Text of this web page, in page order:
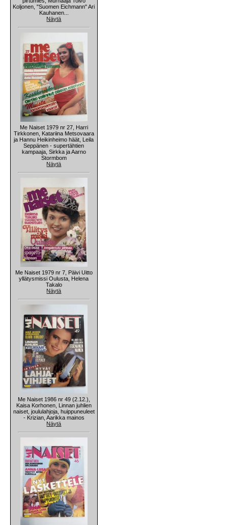
Koljonen, "Suomen Eichmann" Ari
Kauhanen...
Näytä
Me Naiset 1979 nr 27, Harri
Tirkkonen, Katariina Metsovaara
ja Hannu Heikinheimo häät, Leila
Seppänen - supertähtien
kampaaja, Sirkka ja Aarno
Stormbom
Näytä
Me Naiset 1979 nr 7, Päivi Uitto
yllätysmissi Oulusta, Helena
Takalo
Näytä
Me Naiset 1986 nr 49 (2.12.),
Kaisa Korhonen, Linnan juhlien
naiset, joululahjoja, huippuneuleet
- Krizian, Aarikka mainos
Näytä